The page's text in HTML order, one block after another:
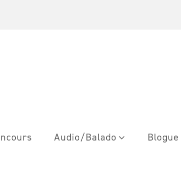
Audio/Balado Blogue